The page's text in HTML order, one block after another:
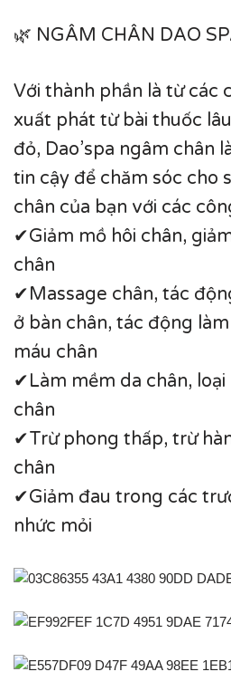
🌿 NGÂM CHÂN DAO
Với thành phần là từ các
xuất phát từ bài thuốc
đỏ, Dao’spa ngâm chân
tin cậy để chăm sóc cho
chân của bạn với các
✔Giảm mồ hôi chân,
chân
✔Massage chân, tác
ở bàn chân, tác động
máu chân
✔Làm mềm da chân,
chân
✔Trừ phong thấp, trừ
chân
✔Giảm đau trong các
nhức mỏi